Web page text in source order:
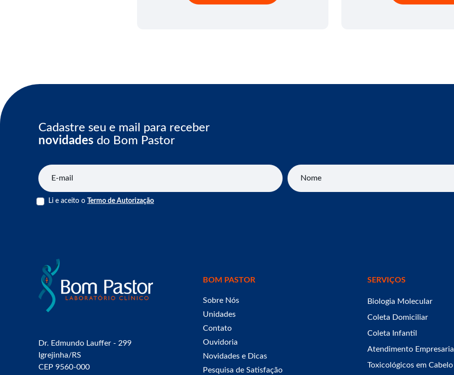
Cadastre seu e mail para receber
novidades do Bom Pastor
E-mail Nome
Li e aceito o Termo de Autorização
Dr. Edmundo Lauffer - 299
Igrejinha/RS
CEP 9560-000
BOM PASTOR
Sobre Nós
Unidades
Contato
Ouvidoria
Novidades e Dicas
Pesquisa de Satisfação
SERVIÇOS
Biologia Molecular
Coleta Domiciliar
Coleta Infantil
Atendimento Empresarial
Toxicológicos em Cabelo